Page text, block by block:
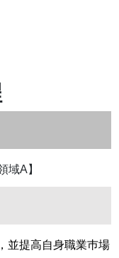
域A】
並提高自身職業巿場